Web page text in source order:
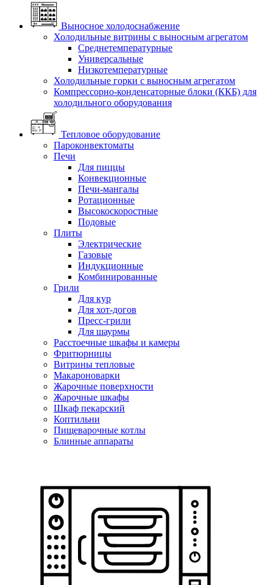
Выносное холодоснабжение
Холодильные витрины с выносным агрегатом
Среднетемпературные
Универсальные
Низкотемпературные
Холодильные горки с выносным агрегатом
Компрессорно-конденсаторные блоки (ККБ) для
холодильного оборудования
Тепловое оборудование
Пароконвектоматы
Печи
Для пиццы
Конвекционные
Печи-мангалы
Ротационные
Высокоскоростные
Подовые
Плиты
Электрические
Газовые
Индукционные
Комбинированные
Грили
Для кур
Для хот-догов
Пресс-грили
Для шаурмы
Расстоечные шкафы и камеры
Фритюрницы
Витрины тепловые
Макароноварки
Жарочные поверхности
Жарочные шкафы
Шкаф пекарский
Коптильни
Пищеварочные котлы
Блинные аппараты